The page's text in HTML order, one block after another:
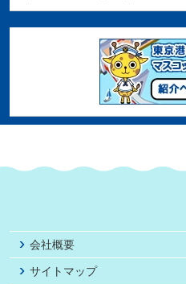
会社概要
サイトマップ